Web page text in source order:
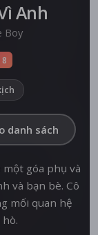
Anh
Boy
danh sách
một góa phụ và
và bạn bè. Cô
mối quan hệ